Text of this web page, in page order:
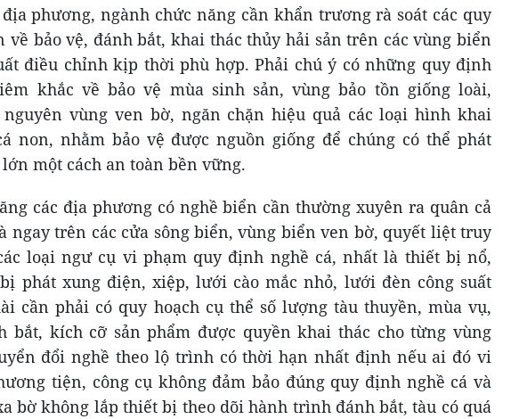
phương, ngành chức năng cần khẩn trương rà soát các quy
bảo vệ, đánh bắt, khai thác thủy hải sản trên các vùng biển
điều chỉnh kịp thời phù hợp. Phải chú ý có những quy định
khắc về bảo vệ mùa sinh sản, vùng bảo tồn giống loài,
vùng ven bờ, ngăn chặn hiệu quả các loại hình khai
non, nhằm bảo vệ được nguồn giống để chúng có thể phát
một cách an toàn bền vững.
các địa phương có nghề biển cần thường xuyên ra quân cả
ngay trên các cửa sông biển, vùng biển ven bờ, quyết liệt truy
loại ngư cụ vi phạm quy định nghề cá, nhất là thiết bị nổ,
phát xung điện, xiệp, lưới cào mắc nhỏ, lưới đèn công suất
cần phải có quy hoạch cụ thể số lượng tàu thuyền, mùa vụ,
bắt, kích cỡ sản phẩm được quyền khai thác cho từng vùng
đổi nghề theo lộ trình có thời hạn nhất định nếu ai đó vi
tiện, công cụ không đảm bảo đúng quy định nghề cá và
bờ không lắp thiết bị theo dõi hành trình đánh bắt, tàu có quá